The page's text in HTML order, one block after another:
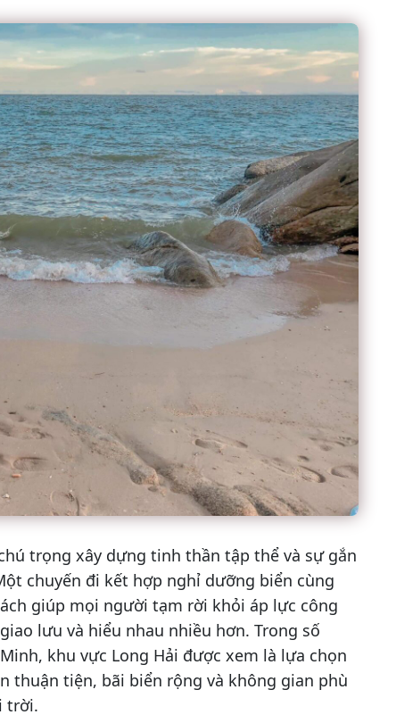
trọng xây dựng tinh thần tập thể và sự gắn
chuyến đi kết hợp nghỉ dưỡng biển cùng
giúp mọi người tạm rời khỏi áp lực công
lưu và hiểu nhau nhiều hơn. Trong số
khu vực Long Hải được xem là lựa chọn
thuận tiện, bãi biển rộng và không gian phù
trời.